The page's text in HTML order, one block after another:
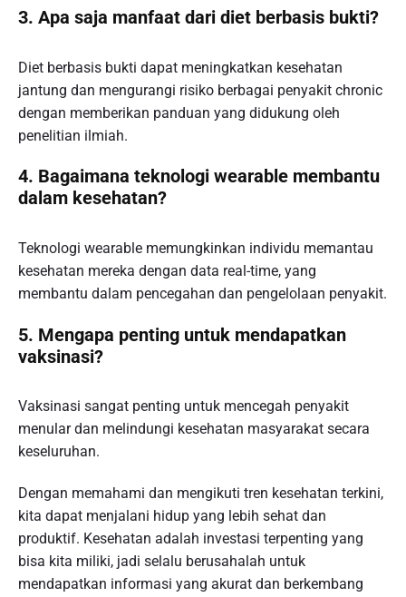
3. Apa saja manfaat dari diet berbasis bukti?
Diet berbasis bukti dapat meningkatkan kesehatan
jantung dan mengurangi risiko berbagai penyakit chronic
dengan memberikan panduan yang didukung oleh
penelitian ilmiah.
4. Bagaimana teknologi wearable membantu
dalam kesehatan?
Teknologi wearable memungkinkan individu memantau
kesehatan mereka dengan data real-time, yang
membantu dalam pencegahan dan pengelolaan penyakit.
5. Mengapa penting untuk mendapatkan
vaksinasi?
Vaksinasi sangat penting untuk mencegah penyakit
menular dan melindungi kesehatan masyarakat secara
keseluruhan.
Dengan memahami dan mengikuti tren kesehatan terkini,
kita dapat menjalani hidup yang lebih sehat dan
produktif. Kesehatan adalah investasi terpenting yang
bisa kita miliki, jadi selalu berusahalah untuk
mendapatkan informasi yang akurat dan berkembang